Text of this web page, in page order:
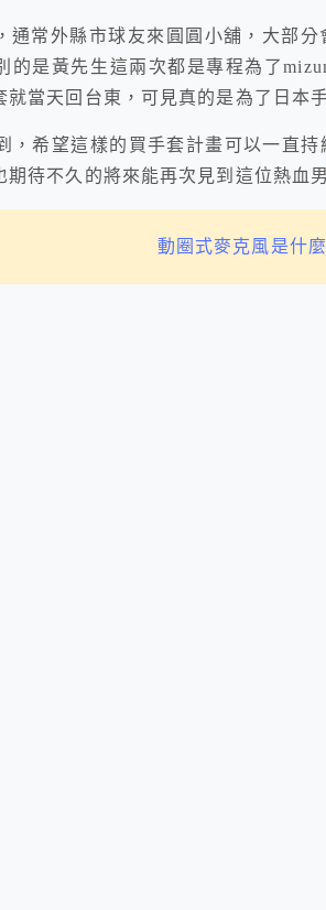
常外縣市球友來圓圓小舖，大部分
的是黃先生這兩次都是專程為了
就當天回台東，可見真的是為了日本
希望這樣的買手套計畫可以一直持
期待不久的將來能再次見到這位熱血
動圈式麥克風是什